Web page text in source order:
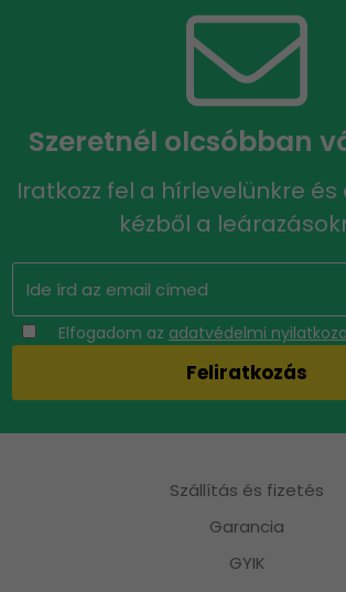
Szeretnél olcsóbban
Iratkozz fel a hírlevelünkre
kézből a
Elfogadom az adatvédelmi
Szállítás és fizetés
Garancia
GYIK